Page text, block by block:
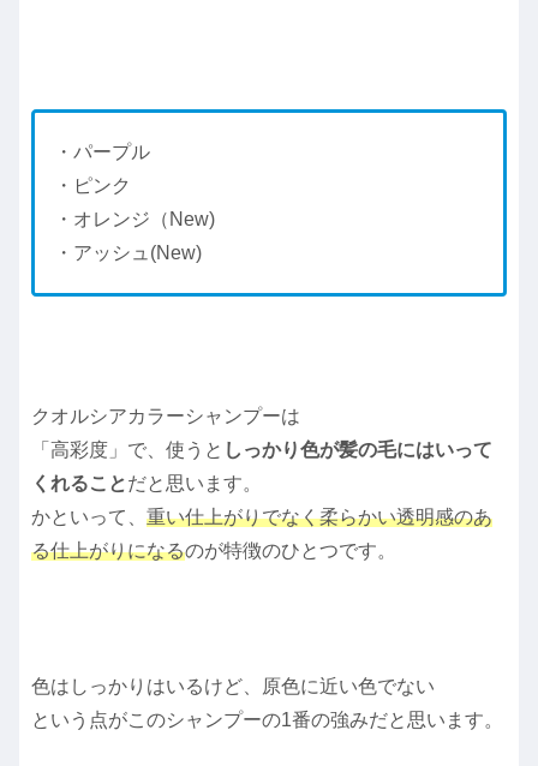
・パープル
・ピンク
・オレンジ（New)
・アッシュ(New)
クオルシアカラーシャンプーは
「高彩度」で、使うと しっかり色が髪の毛にはいって
くれることだと思います。
かといって、 重い仕上がりでなく柔らかい透明感のあ
る仕上がりになるのが特徴のひとつです。
色はしっかりはいるけど、原色に近い色でない
という点がこのシャンプーの1番の強みだと思います。